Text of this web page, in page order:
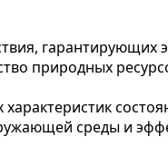
гарантирующих
природных
среды и